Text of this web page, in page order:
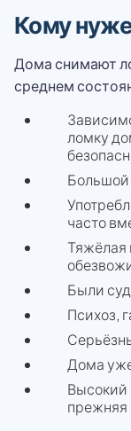
Кому
Дома снимают
среднем
ломку
Большой
часто
Тяжёлая
Были
Психоз,
Дома
Высокий
прежняя